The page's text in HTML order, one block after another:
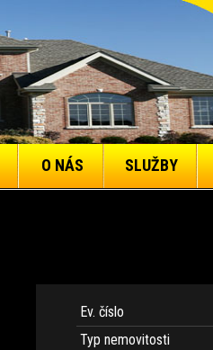
O NÁS SLUŽBY
Ev. číslo
Typ nemovitosti